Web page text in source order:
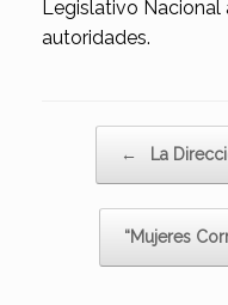
Legislativo
autoridades.
← La
“Mujeres